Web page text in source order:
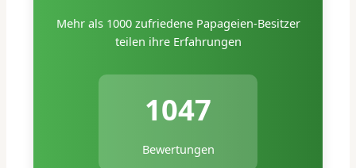
Mehr als 1000 zufriedene Papageien-Besitzer
teilen ihre Erfahrungen
1047
Bewertungen